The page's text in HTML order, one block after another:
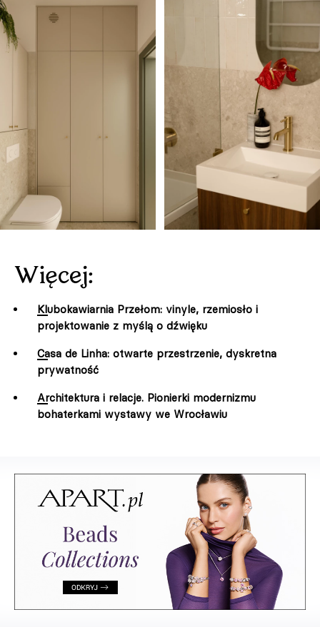
Więcej:
Klubokawiarnia Przełom: vinyle, rzemiosło i
projektowanie z myślą o dźwięku
Casa de Linha: otwarte przestrzenie, dyskretna
prywatność
Architektura i relacje. Pionierki modernizmu
bohaterkami wystawy we Wrocławiu